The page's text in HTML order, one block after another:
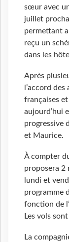
sœur avec
juillet
permettant
reçu un
dans les
Après
l’accord
françaises
aujourd’hui
progressive
et Maurice.
À compter
proposera 2
lundi et
programme
fonction de
Les vols
La